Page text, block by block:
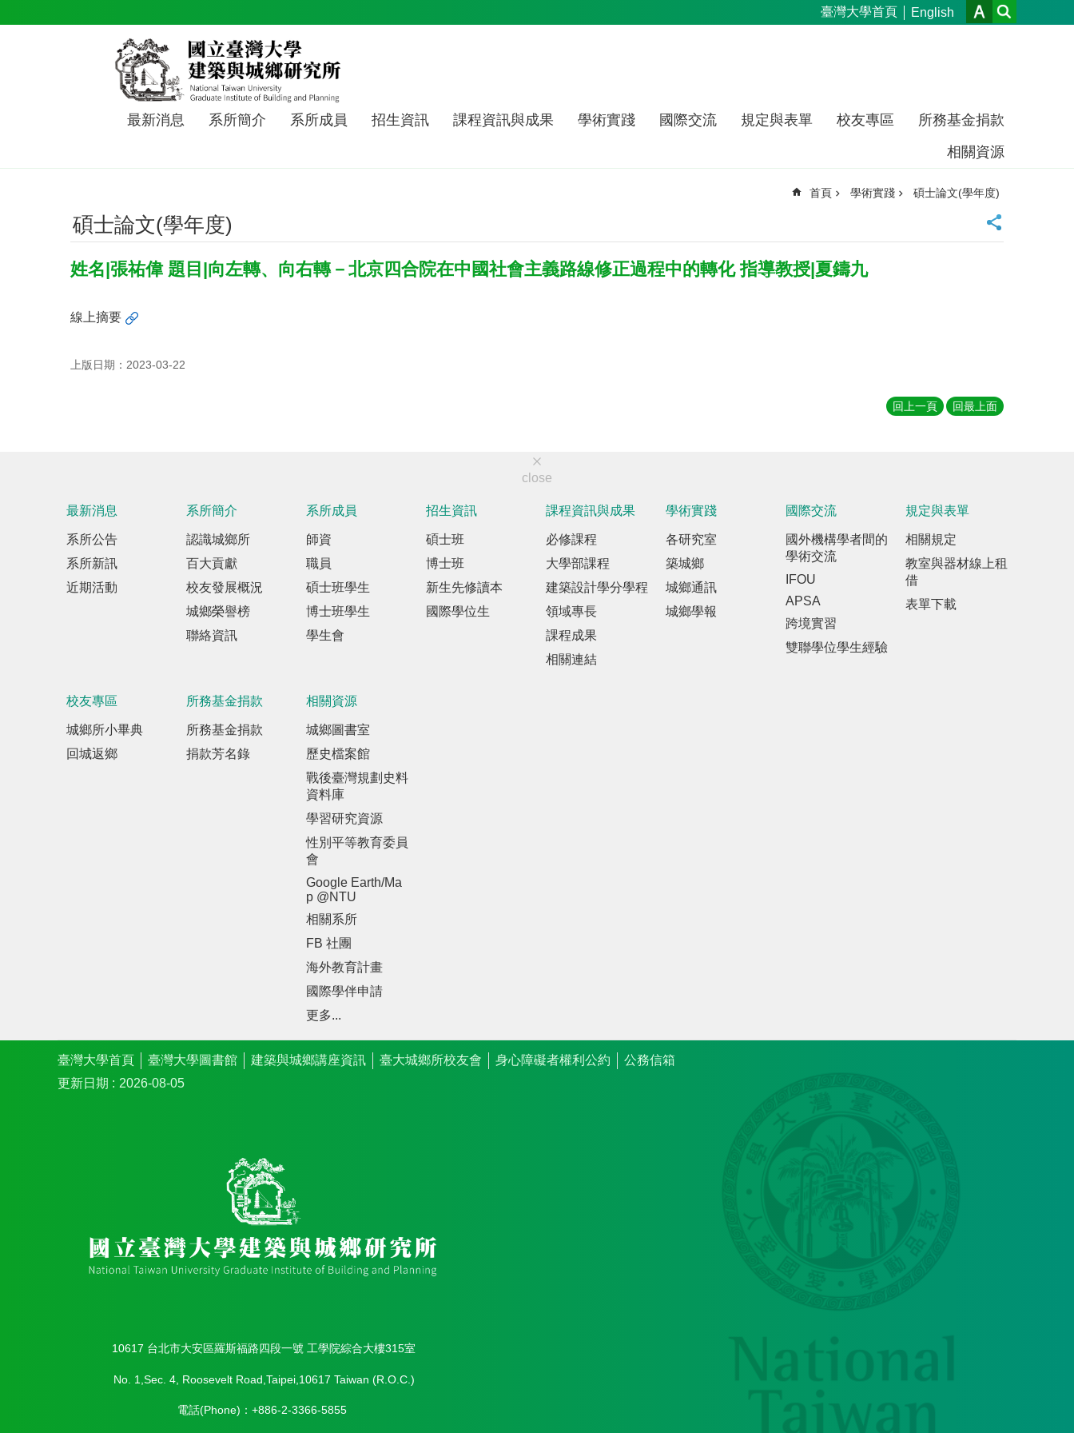
臺灣大學首頁 English
最新消息 系所簡介 系所成員 招生資訊 課程資訊與成果 學術實踐 國際交流 規定與表單 校友專區
所務基金捐款
相關資源
首頁 學術實踐 碩士論文(學年度)
碩士論文(學年度)
姓名|張祐偉 題目|向左轉、向右轉－北京四合院在中國社會主義路線修正過程中的轉化 指導教授|夏鑄九
線上摘要
上版日期：2023-03-22
回上一頁 回最上面
close
最新消息
系所公告
系所新訊
近期活動
系所簡介
認識城鄉所
百大貢獻
校友發展概況
城鄉榮譽榜
聯絡資訊
系所成員
師資
職員
碩士班學生
博士班學生
學生會
招生資訊
碩士班
博士班
新生先修讀本
國際學位生
課程資訊與成果
必修課程
大學部課程
建築設計學分學程
領域專長
課程成果
相關連結
學術實踐
各研究室
築城鄉
城鄉通訊
城鄉學報
國際交流
國外機構學者間的
學術交流
IFOU
APSA
跨境實習
雙聯學位學生經驗
規定與表單
相關規定
教室與器材線上租
借
表單下載
校友專區
城鄉所小畢典
回城返鄉
所務基金捐款
所務基金捐款
捐款芳名錄
相關資源
城鄉圖書室
歷史檔案館
戰後臺灣規劃史料
資料庫
學習研究資源
性別平等教育委員
會
Google Earth/Ma
p @NTU
相關系所
FB 社團
海外教育計畫
國際學伴申請
更多...
臺灣大學首頁 臺灣大學圖書館 建築與城鄉講座資訊 臺大城鄉所校友會 身心障礙者權利公約
公務信箱
更新日期
2026-08-05
10617 台北市大安區羅斯福路四段一號 工學院綜合大樓315室
No. 1,Sec. 4, Roosevelt Road,Taipei,10617 Taiwan (R.O.C.)
電話(Phone)：+886-2-3366-5855